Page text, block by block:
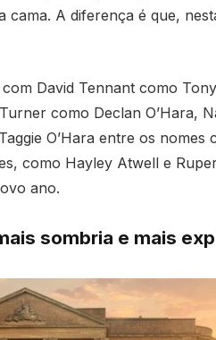
A diferença é que,
David Tennant como
como Declan O’Hara,
O’Hara entre os nomes
como Hayley Atwell e
ano.
sombria e mais